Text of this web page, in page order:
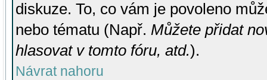
diskuze. To, co vám je povoleno
nebo tématu (Např. Můžete přidat
hlasovat v tomto fóru, atd.).
Návrat nahoru